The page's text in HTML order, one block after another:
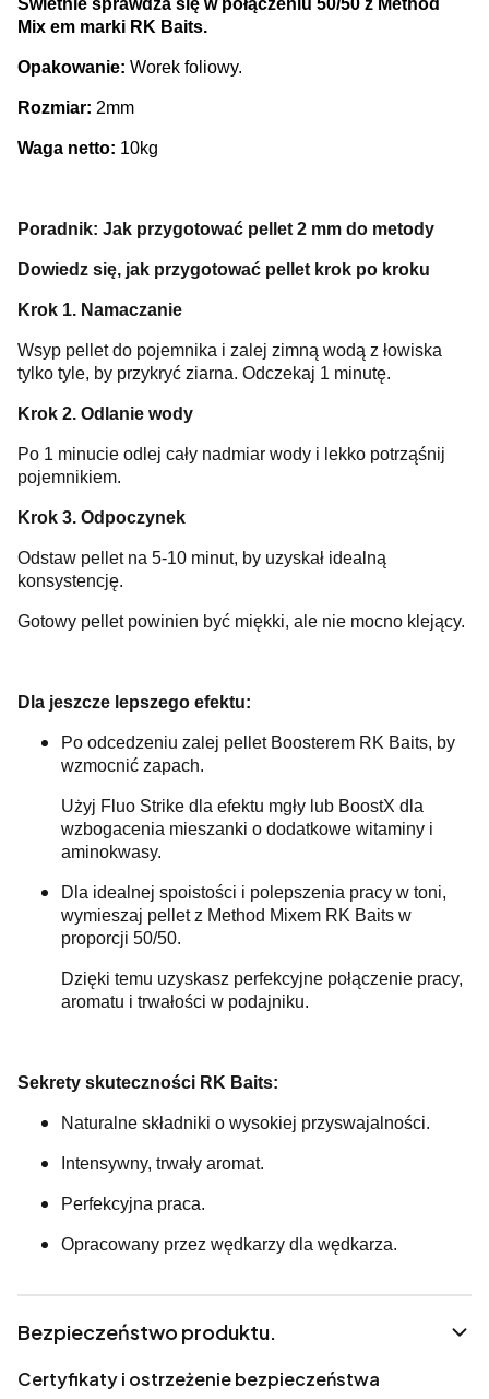
Świetnie sprawdza się w połączeniu 50/50 z Method
Mix em marki RK Baits.
Opakowanie: Worek foliowy.
Rozmiar: 2mm
Waga netto: 10kg
Poradnik: Jak przygotować pellet 2 mm do metody
Dowiedz się, jak przygotować pellet krok po kroku
Krok 1. Namaczanie
Wsyp pellet do pojemnika i zalej zimną wodą z łowiska
tylko tyle, by przykryć ziarna. Odczekaj 1 minutę.
Krok 2. Odlanie wody
Po 1 minucie odlej cały nadmiar wody i lekko potrząśnij
pojemnikiem.
Krok 3. Odpoczynek
Odstaw pellet na 5-10 minut, by uzyskał idealną
konsystencję.
Gotowy pellet powinien być miękki, ale nie mocno klejący.
Dla jeszcze lepszego efektu:
Po odcedzeniu zalej pellet Boosterem RK Baits, by
wzmocnić zapach.
Użyj Fluo Strike dla efektu mgły lub BoostX dla
wzbogacenia mieszanki o dodatkowe witaminy i
aminokwasy.
Dla idealnej spoistości i polepszenia pracy w toni,
wymieszaj pellet z Method Mixem RK Baits w
proporcji 50/50.
Dzięki temu uzyskasz perfekcyjne połączenie pracy,
aromatu i trwałości w podajniku.
Sekrety skuteczności RK Baits:
Naturalne składniki o wysokiej przyswajalności.
Intensywny, trwały aromat.
Perfekcyjna praca.
Opracowany przez wędkarzy dla wędkarza.
Bezpieczeństwo produktu.
Certyfikaty i ostrzeżenie bezpieczeństwa